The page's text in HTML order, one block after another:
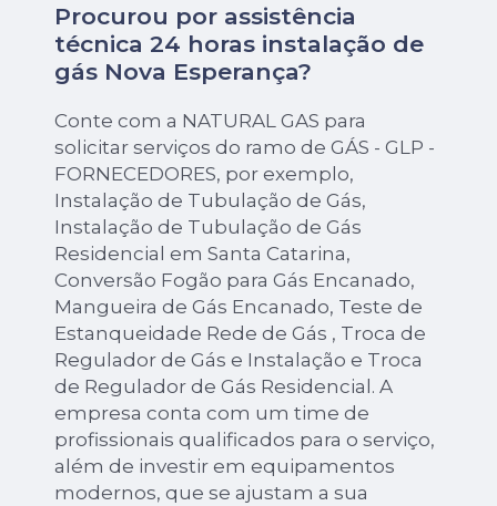
Procurou por assistência
técnica 24 horas instalação de
gás Nova Esperança?
Conte com a NATURAL GAS para
solicitar serviços do ramo de GÁS - GLP -
FORNECEDORES, por exemplo,
Instalação de Tubulação de Gás,
Instalação de Tubulação de Gás
Residencial em Santa Catarina,
Conversão Fogão para Gás Encanado,
Mangueira de Gás Encanado, Teste de
Estanqueidade Rede de Gás , Troca de
Regulador de Gás e Instalação e Troca
de Regulador de Gás Residencial. A
empresa conta com um time de
profissionais qualificados para o serviço,
além de investir em equipamentos
modernos, que se ajustam a sua